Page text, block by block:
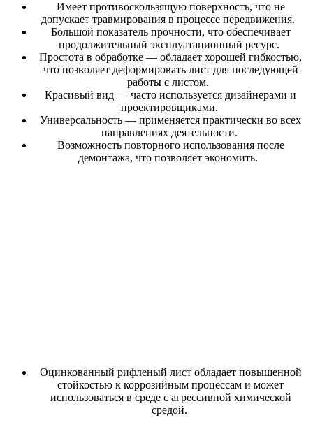
Имеет противоскользящую поверхность, что не
допускает травмирования в процессе передвижения.
Большой показатель прочности, что обеспечивает
продолжительный эксплуатационный ресурс.
Простота в обработке — обладает хорошей гибкостью,
что позволяет деформировать лист для последующей
работы с листом.
Красивый вид — часто используется дизайнерами и
проектировщиками.
Универсальность — применяется практически во всех
направлениях деятельности.
Возможность повторного использования после
демонтажа, что позволяет экономить.
Оцинкованный рифленый лист обладает повышенной
стойкостью к коррозийным процессам и может
использоваться в среде с агрессивной химической
средой.